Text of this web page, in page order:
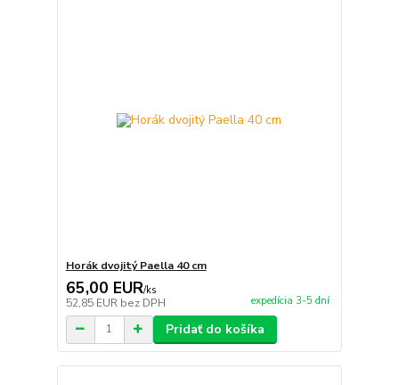
Horák dvojitý Paella 40 cm
65,00 EUR/ks
52,85 EUR bez DPH expedícia 3-5 dní
Pridať do košíka